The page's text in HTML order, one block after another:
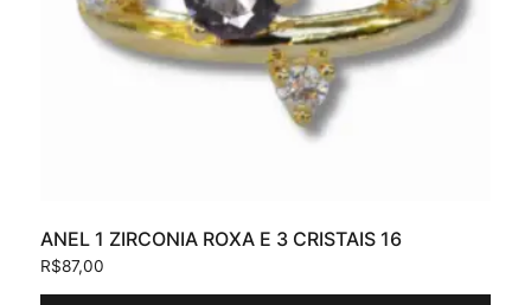
ANEL 1 ZIRCONIA ROXA E 3 CRISTAIS 16
R$87,00